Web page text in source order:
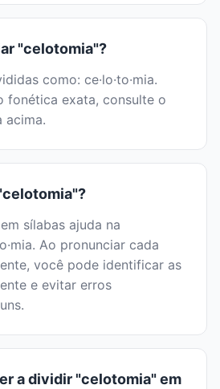
"celotomia"?
como: ce·lo·to·mia.
fonética exata, consulte o
acima.
sílabas ajuda na
Ao pronunciar cada
você pode identificar as
e evitar erros
a dividir "celotomia" em